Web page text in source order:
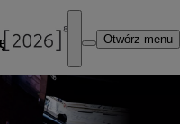
Otwórz menu